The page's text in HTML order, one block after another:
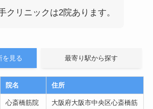
クリニックは2院あります。
を見る 最寄り駅から探す
院名 住所
心斎橋筋院
大阪府大阪市中央区心斎橋筋